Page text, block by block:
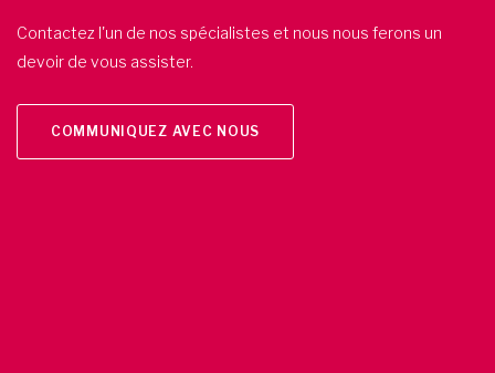
Contactez l'un de nos spécialistes et nous nous ferons un
devoir de vous assister.
COMMUNIQUEZ AVEC NOUS